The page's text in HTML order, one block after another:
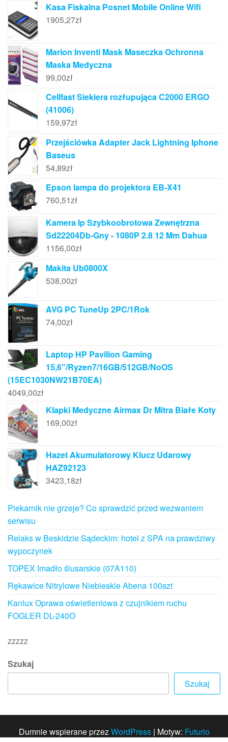
Kasa Fiskalna Posnet Mobile Online Wifi
1905,27zł
Marion Inventi Mask Maseczka Ochronna
Maska Medyczna
99,00zł
Cellfast Siekiera rozłupująca C2000 ERGO
(41006)
159,97zł
Przejściówka Adapter Jack Lightning Iphone
Baseus
54,89zł
Epson lampa do projektora EB-X41
760,51zł
Kamera Ip Szybkoobrotowa Zewnętrzna
Sd22204Db-Gny - 1080P 2.8 12 Mm Dahua
1156,00zł
Makita Ub0800X
538,00zł
AVG PC TuneUp 2PC/1Rok
74,00zł
Laptop HP Pavilion Gaming
15,6"/Ryzen7/16GB/512GB/NoOS
(15EC1030NW21B70EA)
4049,00zł
Klapki Medyczne Airmax Dr Mitra Białe Koty
169,00zł
Hazet Akumulatorowy Klucz Udarowy
HAZ92123
3423,18zł
Piekarnik nie grzeje? Co sprawdzić przed wezwaniem
serwisu
Relaks w Beskidzie Sądeckim: hotel z SPA na prawdziwy
wypoczynek
TOPEX Imadło ślusarskie (07A110)
Rękawice Nitrylowe Niebieskie Abena 100szt
Kanlux Oprawa oświetleniowa z czujnikiem ruchu
FOGLER DL-240O
zzzzz
Szukaj
Szukaj
Dumnie wspierane przez WordPress | Motyw: Futurio